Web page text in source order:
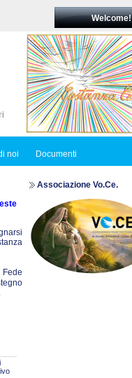
Welcome!
noi Documenti
Associazione Vo.Ce.